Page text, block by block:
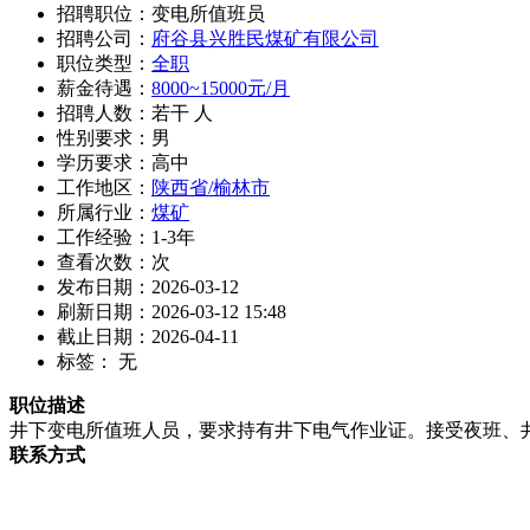
招聘职位：变电所值班员
招聘公司： 府谷县兴胜民煤矿有限公司
职位类型： 全职
薪金待遇： 8000~15000元/月
招聘人数：若干 人
性别要求：男
学历要求：高中
工作地区： 陕西省/榆林市
所属行业： 煤矿
工作经验：1-3年
查看次数： 次
发布日期：2026-03-12
刷新日期：2026-03-12 15:48
截止日期：2026-04-11
标签： 无
职位描述
井下变电所值班人员，要求持有井下电气作业证。接受夜班、
联系方式